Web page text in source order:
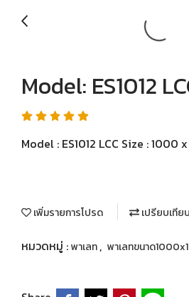
Model: ES1012
Model : ES1012 LCC Size : 1000
เพิ่มรายการโปรด เปรียบเทียบ
หมวดหมู่ :พาเลท, พาเลทขนาด